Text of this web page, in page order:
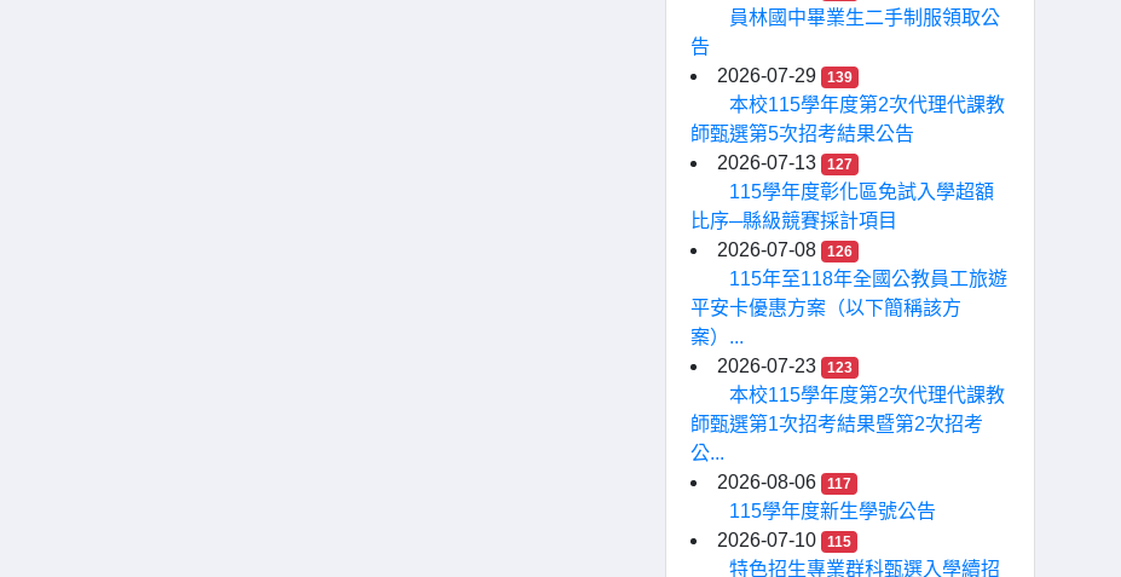
員林國中畢業生二手制服領取公
告
2026-07-29
139
本校115學年度第2次代理代課教
師甄選第5次招考結果公告
2026-07-13
127
115學年度彰化區免試入學超額
比序─縣級競賽採計項目
2026-07-08
126
115年至118年全國公教員工旅遊
平安卡優惠方案（以下簡稱該方
案）...
2026-07-23
123
本校115學年度第2次代理代課教
師甄選第1次招考結果暨第2次招考
公...
2026-08-06
117
115學年度新生學號公告
2026-07-10
115
特色招生專業群科甄選入學續招